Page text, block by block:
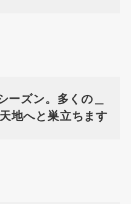
ーズン。多くの＿
地へと巣立ちます